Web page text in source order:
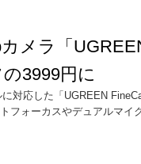
メラ「
3999円に
対応した「UGREEN
フォーカスやデュアルマイ